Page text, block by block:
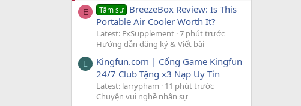
E Tâm sự BreezeBox Review: Is This
Portable Air Cooler Worth It?
Latest: ExSupplement 7 phút trước
Hướng dẫn đăng ký & Viết bài
L
Kingfun.com | Cổng Game Kingfun
24/7 Club Tặng x3 Nạp Uy Tín
Latest: larrypham
11 phút trước
Chuyện vui nghề nhân sự